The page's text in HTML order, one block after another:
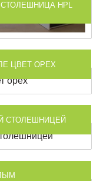
HPL
ЦВЕТ ОРЕХ
СТОЛЕШНИЦЕЙ